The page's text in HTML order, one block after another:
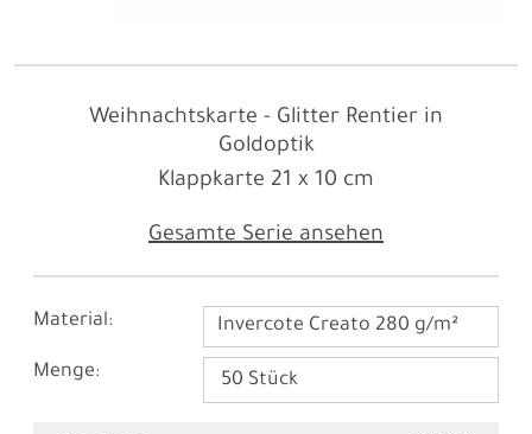
Weihnachtskarte - Glitter Rentier in
Goldoptik
Gesamte Serie ansehen
Klappkarte 21 x 10 cm
Material: Invercote Creato 280 g/m²
Menge: